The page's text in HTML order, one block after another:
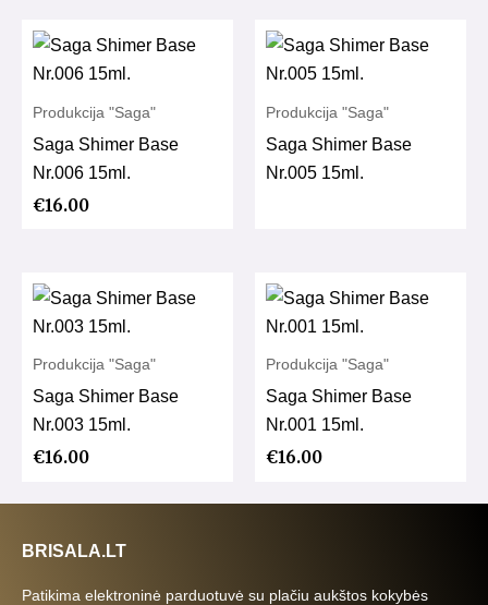
Produkcija "Saga"
Saga Shimer Base
Nr.006 15ml.
€16.00
Produkcija "Saga"
Saga Shimer Base
Nr.005 15ml.
Produkcija "Saga"
Saga Shimer Base
Nr.003 15ml.
€16.00
Produkcija "Saga"
Saga Shimer Base
Nr.001 15ml.
€16.00
BRISALA.LT
Patikima elektroninė parduotuvė su plačiu aukštos kokybės